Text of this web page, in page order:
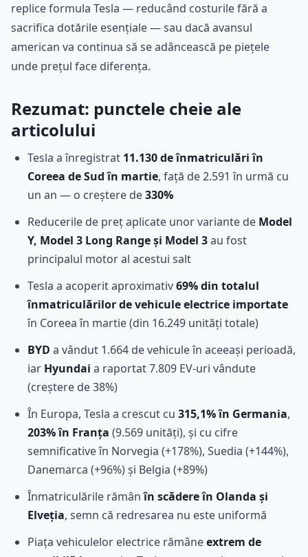
replice formula Tesla — reducând costurile fără a
sacrifica dotările esențiale — sau dacă avansul
american va continua să se adâncească pe piețele
unde prețul face diferența.
Rezumat: punctele cheie ale
articolului
Tesla a înregistrat 11.130 de înmatriculări în
Coreea de Sud în martie, față de 2.591 în urmă cu
un an — o creștere de330%
Reducerile de preț aplicate unor variante de Model
Y, Model 3 Long Range și Model 3au fost
principalul motor al acestui salt
Tesla a acoperit aproximativ69% din totalul
înmatriculărilor de vehicule electrice importate
în Coreea în martie (din 16.249 unități totale)
BYD a vândut 1.664 de vehicule în aceeași perioadă,
iar Hyundai a raportat 7.809 EV-uri vândute
(creștere de 38%)
În Europa, Tesla a crescut cu 315,1% în Germania,
203% în Franța (9.569 unități), și cu cifre
semnificative în Norvegia (+178%), Suedia (+144%),
Danemarca (+96%) și Belgia (+89%)
Înmatriculările rămânîn scădere în Olanda și
Elveția, semn că redresarea nu este uniformă
Piața vehiculelor electrice rămâneextrem de